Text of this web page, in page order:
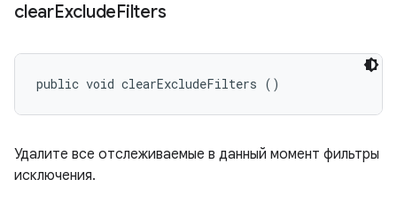
clearExcludeFilters
public void clearExcludeFilters ()
Удалите все отслеживаемые в данный момент фильтры
исключения.